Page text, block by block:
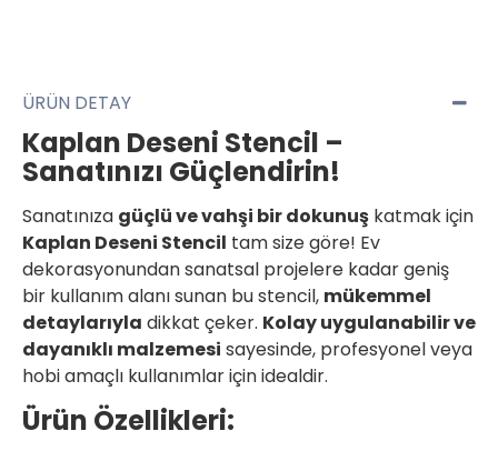
ÜRÜN DETAY
Kaplan Deseni Stencil –
Sanatınızı Güçlendirin!
Sanatınıza güçlü ve vahşi bir dokunuş katmak için
Kaplan Deseni Stencil tam size göre! Ev
dekorasyonundan sanatsal projelere kadar geniş
bir kullanım alanı sunan bu stencil, mükemmel
detaylarıyla dikkat çeker. Kolay uygulanabilir ve
dayanıklı malzemesi sayesinde, profesyonel veya
hobi amaçlı kullanımlar için idealdir.
Ürün Özellikleri: